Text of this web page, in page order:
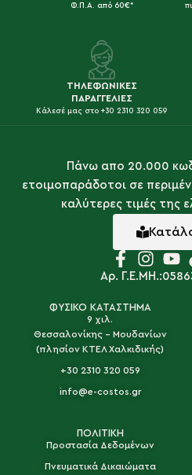
Φ.Π.Α. από 60€*
ΤΗΛΕΦΩΝΙΚΕΣ
ΠΑΡΑΓΓΕΛΙΕΣ
Κάλεσέ μας στο +30 2310 320 059
Πάνω απο 20.000
ετοιμοπαράδοτοι σε
καλύτερες τιμές της
Αρ.
ΦΥΣΙΚΟ ΚΑΤΑΣΤΗΜΑ
9 χιλ.
Θεσσαλονίκης - Μουδανίων
(πλησίον ΚΤΕΛ Χαλκιδικής)
+30 2310 320 059
info@e-costos.gr
ΠΟΛΙΤΙΚΗ
Προστασία Δεδομένων
Πνευματικά Δικαιώματα